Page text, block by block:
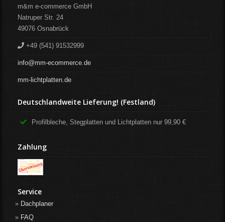
m&m e-commerce GmbH
Natruper Str. 24
49076 Osnabrück
+49 (541) 91532999
info@mm-ecommerce.de
mm-lichtplatten.de
Deutschlandweite Lieferung! (Festland)
Profilbleche, Stegplatten und Lichtplatten nur 99,90 €
Zahlung
Service
Dachplaner
FAQ